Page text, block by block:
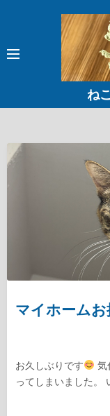
ン
ね
マイホームお
お久しぶりです
気
ってしまいました。